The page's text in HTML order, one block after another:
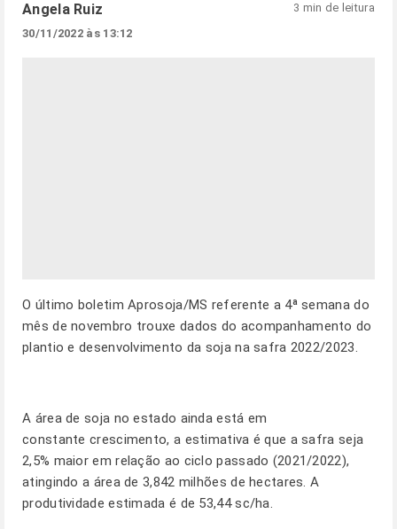
Angela Ruiz
30/11/2022 às 13:12
3 min de leitura
O último boletim Aprosoja/MS referente a 4ª semana do
mês de novembro trouxe dados do acompanhamento do
plantio e desenvolvimento da soja na safra 2022/2023.
A área de soja no estado ainda está em
constante crescimento, a estimativa é que a safra seja
2,5% maior em relação ao ciclo passado (2021/2022),
atingindo a área de 3,842 milhões de hectares. A
produtividade estimada é de 53,44 sc/ha.